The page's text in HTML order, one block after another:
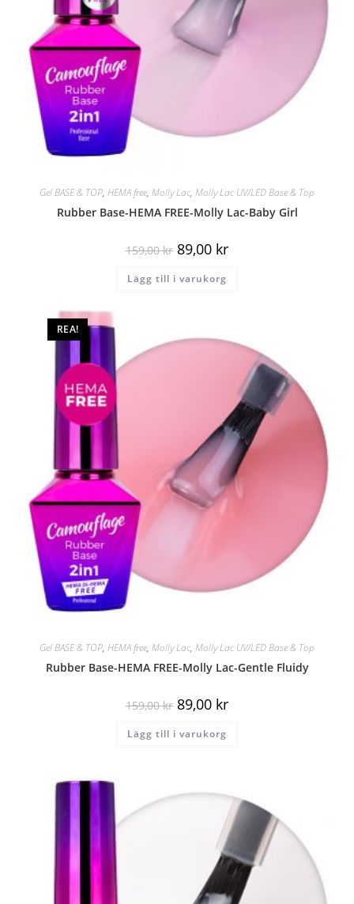
Gel BASE & TOP, HEMA free, Molly Lac, Molly Lac UV/LED Base & Top
Rubber Base-HEMA FREE-Molly Lac-Baby Girl
159,00kr 89,00 kr
Lägg till i varukorg
REA!
Gel BASE & TOP, HEMA free, Molly Lac, Molly Lac UV/LED Base & Top
Rubber Base-HEMA FREE-Molly Lac-Gentle Fluidy
159,00kr 89,00 kr
Lägg till i varukorg